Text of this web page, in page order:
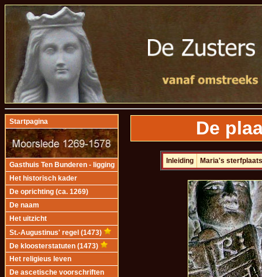
Startpagina
Gasthuis Ten Bunderen - ligging
Het historisch kader
De oprichting (ca. 1269)
De naam
Het uitzicht
St.-Augustinus' regel (1473)
De kloosterstatuten (1473)
Het religieus leven
De ascetische voorschriften
De
Inleiding Maria's sterfplaats